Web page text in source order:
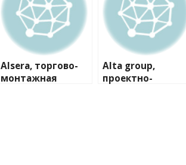
Alsera, торгово-
монтажная
Alta group,
проектно-